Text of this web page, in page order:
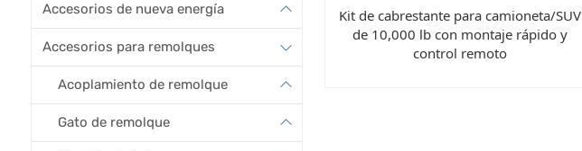
Kit de cabrestante para camioneta/SUV
de 10,000 lb con montaje rápido y
control remoto
Accesorios de nueva energía
Accesorios para remolques
Acoplamiento de remolque
Gato de remolque